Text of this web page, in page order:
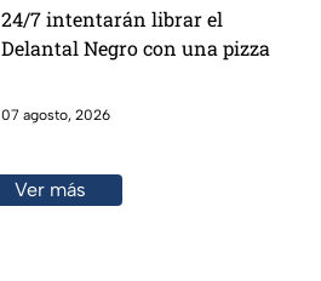
24/7 intentarán librar el
Delantal Negro con una pizza
07 agosto, 2026
Ver más